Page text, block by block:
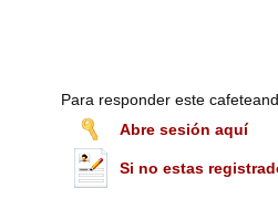
Para responder este
Abre sesión aquí
Si no estas